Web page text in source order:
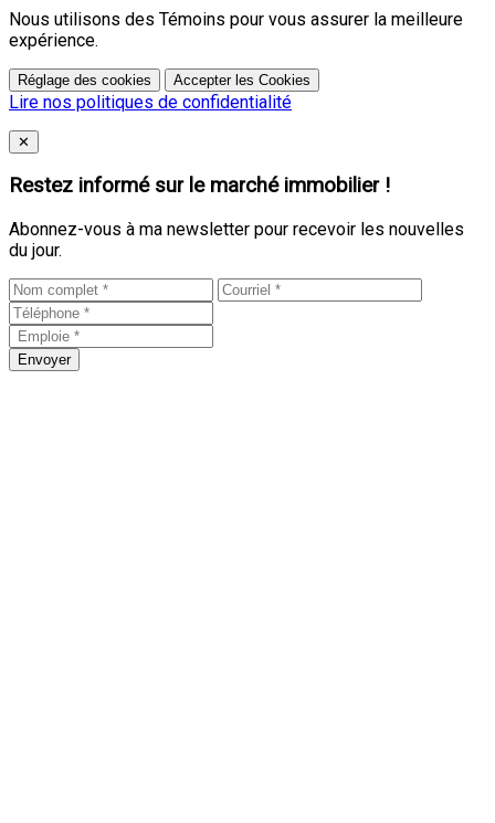
Nous utilisons des Témoins pour vous assurer la meilleure
expérience.
Réglage des cookies Accepter les Cookies
Lire nos politiques de confidentialité
Close
✕
Restez informé sur le marché immobilier !
Abonnez-vous à ma newsletter pour recevoir les nouvelles
du jour.
Envoyer